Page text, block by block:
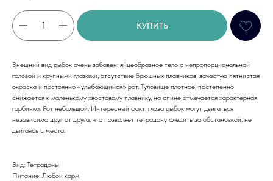
КУПИТЬ
Внешний вид рыбок очень забавен: яйцеобразное тело с непропорциональной
головой и крупными глазами, отсутствие брюшных плавников, зачастую пятнистая
окраска и постоянно «улыбающийся» рот. Туловище плотное, постепенно
снижается к маленькому хвостовому плавнику, на спине отмечается характерная
горбинка. Рот небольшой. Интересный факт: глаза рыбок могут двигаться
независимо друг от друга, что позволяет тетрадону следить за обстановкой, не
двигаясь с места.
Вид: Тетрадоны
Питание: Любой корм